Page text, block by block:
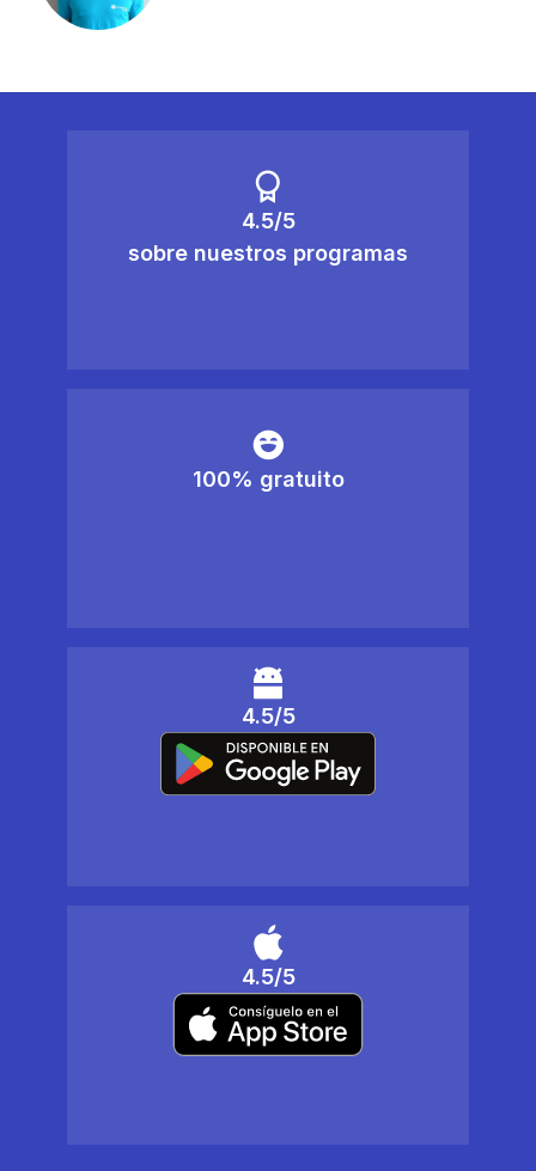
4.5/5
sobre nuestros programas
100% gratuito
4.5/5
4.5/5